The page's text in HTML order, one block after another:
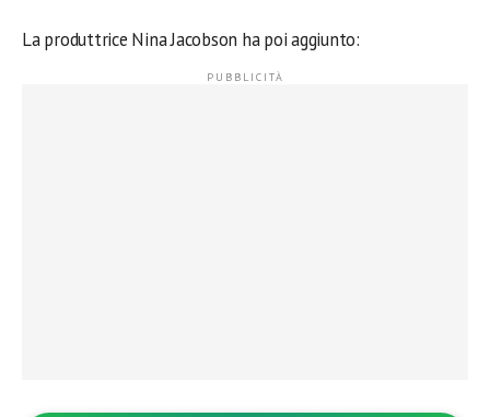
La produttrice Nina Jacobson ha poi aggiunto: